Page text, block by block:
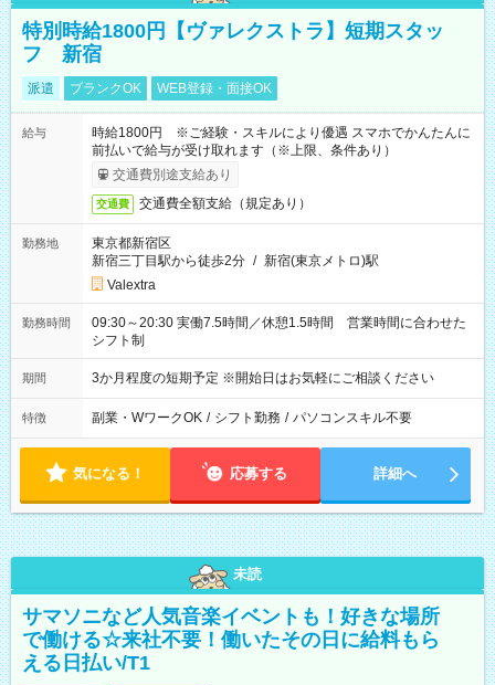
特別時給1800円【ヴァレクストラ】短期スタッ
フ 新宿
派遣 ブランクOK WEB登録・面接OK
給与
時給1800円 ※ご経験・スキルにより優遇 スマホでかんたんに
前払いで給与が受け取れます（※上限、条件あり）
交通費別途支給あり
交通費 交通費全額支給（規定あり）
勤務地
東京都新宿区
新宿三丁目駅から徒歩2分 / 新宿(東京メトロ)駅
Valextra
勤務時間
09:30～20:30 実働7.5時間／休憩1.5時間 営業時間に合わせた
シフト制
期間 3か月程度の短期予定 ※開始日はお気軽にご相談ください
特徴 副業・WワークOK / シフト勤務 / パソコンスキル不要
気になる！ 応募する 詳細へ
未読
サマソニなど人気音楽イベントも！好きな場所
で働ける☆来社不要！働いたその日に給料もら
える日払い/T1